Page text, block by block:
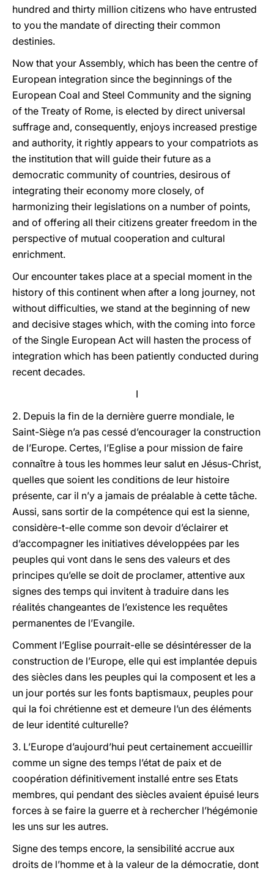
hundred and thirty million citizens who have entrusted
to you the mandate of directing their common
destinies.
Now that your Assembly, which has been the centre of
European integration since the beginnings of the
European Coal and Steel Community and the signing
of the Treaty of Rome, is elected by direct universal
suffrage and, consequently, enjoys increased prestige
and authority, it rightly appears to your compatriots as
the institution that will guide their future as a
democratic community of countries, desirous of
integrating their economy more closely, of
harmonizing their legislations on a number of points,
and of offering all their citizens greater freedom in the
perspective of mutual cooperation and cultural
enrichment.
Our encounter takes place at a special moment in the
history of this continent when after a long journey, not
without difficulties, we stand at the beginning of new
and decisive stages which, with the coming into force
of the Single European Act will hasten the process of
integration which has been patiently conducted during
recent decades.
I
2. Depuis la fin de la dernière guerre mondiale, le
Saint-Siège n’a pas cessé d’encourager la construction
de l’Europe. Certes, l’Eglise a pour mission de faire
connaître à tous les hommes leur salut en Jésus-Christ,
quelles que soient les conditions de leur histoire
présente, car il n’y a jamais de préalable à cette tâche.
Aussi, sans sortir de la compétence qui est la sienne,
considère-t-elle comme son devoir d’éclairer et
d’accompagner les initiatives développées par les
peuples qui vont dans le sens des valeurs et des
principes qu’elle se doit de proclamer, attentive aux
signes des temps qui invitent à traduire dans les
réalités changeantes de l’existence les requêtes
permanentes de l’Evangile.
Comment l’Eglise pourrait-elle se désintéresser de la
construction de l’Europe, elle qui est implantée depuis
des siècles dans les peuples qui la composent et les a
un jour portés sur les fonts baptismaux, peuples pour
qui la foi chrétienne est et demeure l’un des éléments
de leur identité culturelle?
3. L’Europe d’aujourd’hui peut certainement accueillir
comme un signe des temps l’état de paix et de
coopération définitivement installé entre ses Etats
membres, qui pendant des siècles avaient épuisé leurs
forces à se faire la guerre et à rechercher l’hégémonie
les uns sur les autres.
Signe des temps encore, la sensibilité accrue aux
droits de l’homme et à la valeur de la démocratie, dont